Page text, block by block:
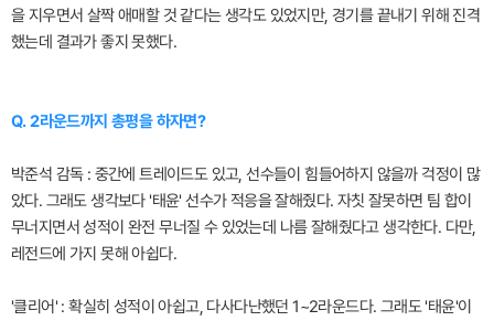
을 지우면서 살짝 애매할 것 같다는 생각도 있었지만, 경기를 끝내기 위해 진격
했는데 결과가 좋지 못했다.
Q. 2라운드까지 총평을 하자면?
박준석 감독 : 중간에 트레이드도 있고, 선수들이 힘들어하지 않을까 걱정이 많
았다. 그래도 생각보다 '태윤' 선수가 적응을 잘해줬다. 자칫 잘못하면 팀 합이
무너지면서 성적이 완전 무너질 수 있었는데 나름 잘해줬다고 생각한다. 다만,
레전드에 가지 못해 아쉽다.
'클리어' : 확실히 성적이 아쉽고, 다사다난했던 1~2라운드다. 그래도 '태윤'이